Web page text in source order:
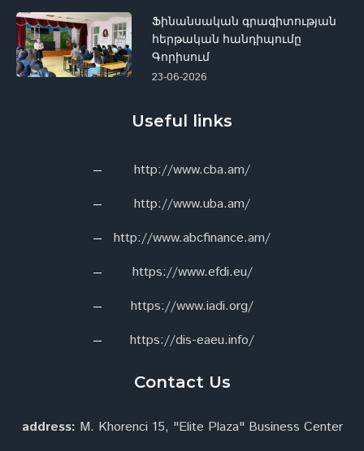
Ֆինանսական գրագիտության
հերթական հանդիպումը
Գորիսում
23-06-2026
Useful links
http://www.cba.am/
http://www.uba.am/
http://www.abcfinance.am/
https://www.efdi.eu/
https://www.iadi.org/
https://dis-eaeu.info/
Contact Us
address: M. Khorenci 15, "Elite Plaza" Business Center